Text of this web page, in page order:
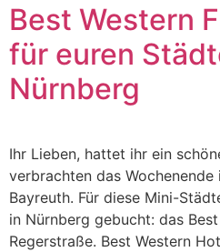
Best Western
für euren
Nürnberg
Ihr Lieben, hattet ihr ein
verbrachten das
Bayreuth. Für diese Mini-
in Nürnberg gebucht: das
Regerstraße. Best Western